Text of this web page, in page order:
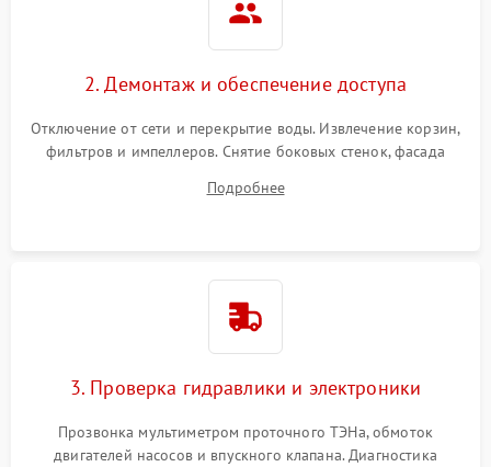
2. Демонтаж и обеспечение доступа
Отключение от сети и перекрытие воды. Извлечение корзин,
фильтров и импеллеров. Снятие боковых стенок, фасада
циркуляционному насосу, ТЭНу и сливной помпе.
Подробнее
3. Проверка гидравлики и электроники
Прозвонка мультиметром проточного ТЭНа, обмоток
двигателей насосов и впускного клапана. Диагностика